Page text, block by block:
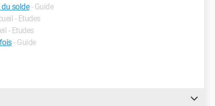
solde - Guide
- Etudes
- Etudes
- Guide